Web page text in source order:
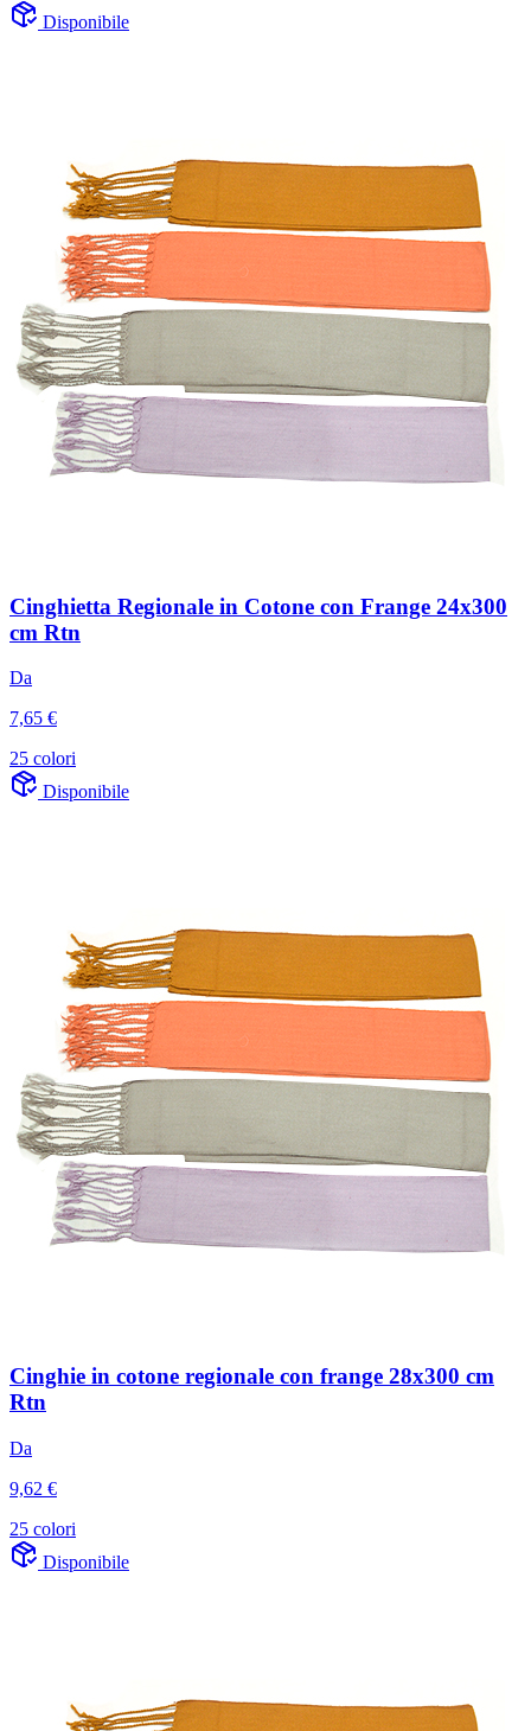
Disponibile
Cinghietta Regionale in Cotone con Frange 24x300
cm Rtn
Da
7,65 €
25 colori
Disponibile
Cinghie in cotone regionale con frange 28x300 cm
Rtn
Da
9,62 €
25 colori
Disponibile